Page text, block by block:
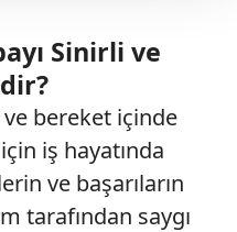
izin vermedikleri
için İnternet
kişilere ait çerezler
çeşitli kişisel
olan çerezler bilgi
amacıyla
Sinirli ve
ve bereket içinde
iş hayatında
ve başarıların
tarafından saygı